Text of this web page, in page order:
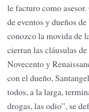
le facturo como
de eventos y dueños
conozco la movida de
cierran las cláusulas
Novecento y
con el dueño,
todos, a la larga,
drogas, las odio”, se